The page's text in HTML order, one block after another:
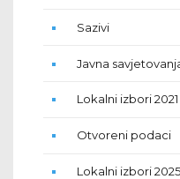
Sazivi
Javna
Lokalni izbori 2021
Otvoreni podaci
Lokalni izbori 2025